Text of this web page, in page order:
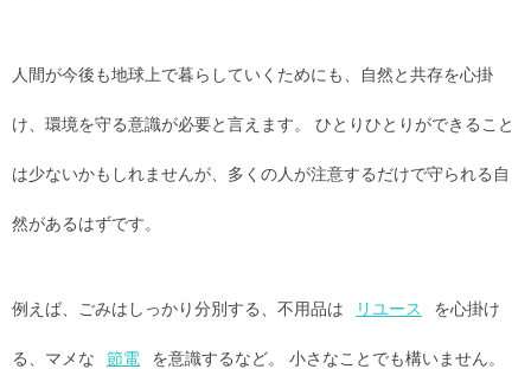
人間が今後も地球上で暮らしていくためにも、自然と共存を心掛
け、環境を守る意識が必要と言えます。 ひとりひとりができること
は少ないかもしれませんが、多くの人が注意するだけで守られる自
然があるはずです。
例えば、ごみはしっかり分別する、不用品は リユース を心掛け
る、マメな 節電 を意識するなど。 小さなことでも構いません。